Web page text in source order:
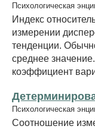
Психологическая
Индекс
измерении
тенденции.
среднее
коэффициент
Психологическая
Соотношение